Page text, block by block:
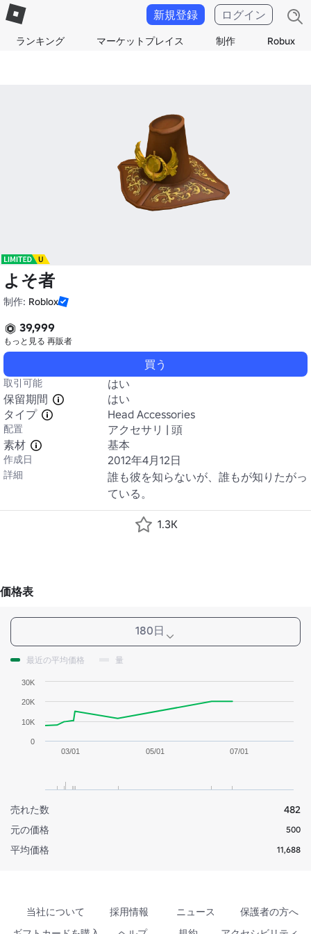
ランキング マーケットプレイス 制作 Robux
新規登録 ログイン
よそ者
制作: Roblox
39,999
もっと見る 再販者
買う
取引可能
はい
保留期間
はい
タイプ
Head Accessories
配置
アクセサリ | 頭
素材
基本
作成日 2012年4月12日
詳細
誰も彼を知らないが、誰もが知りたがっ
ている。
1.3K
価格表
180日
最近の平均価格 量
03/01 05/01 07/01
0
10K
20K
30K
売れた数
482
元の価格
500
平均価格 11,688
当社について 採用情報 ニュース
保護者の方へ